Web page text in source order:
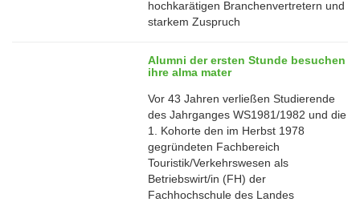
hochkarätigen Branchenvertretern und
starkem Zuspruch
21
Nov
Alumni der ersten Stunde besuchen
ihre alma mater
Vor 43 Jahren verließen Studierende
des Jahrganges WS1981/1982 und die
1. Kohorte den im Herbst 1978
gegründeten Fachbereich
Touristik/Verkehrswesen als
Betriebswirt/in (FH) der
Fachhochschule des Landes